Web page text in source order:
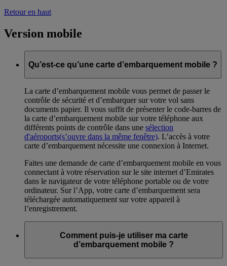
Retour en haut
Version mobile
Qu’est-ce qu’une carte d’embarquement mobile ?
La carte d’embarquement mobile vous permet de passer le
contrôle de sécurité et d’embarquer sur votre vol sans
documents papier. Il vous suffit de présenter le code-barres de
la carte d’embarquement mobile sur votre téléphone aux
différents points de contrôle dans une sélection
d'aéroports(s’ouvre dans la même fenêtre). L’accès à votre
carte d’embarquement nécessite une connexion à Internet.
Faites une demande de carte d’embarquement mobile en vous
connectant à votre réservation sur le site internet d’Emirates
dans le navigateur de votre téléphone portable ou de votre
ordinateur. Sur l’App, votre carte d’embarquement sera
téléchargée automatiquement sur votre appareil à
l’enregistrement.
Comment puis-je utiliser ma carte
d’embarquement mobile ?